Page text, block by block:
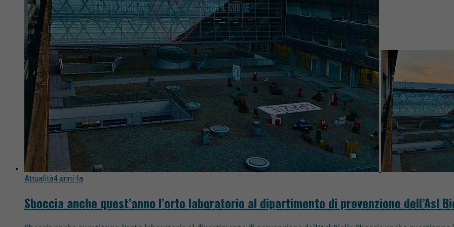
Attualità4 anni fa
Sboccia anche quest’anno l’orto laboratorio al dipartimento di prevenzione dell’Asl